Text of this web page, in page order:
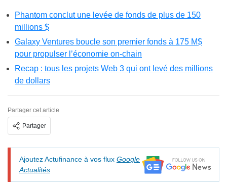
Phantom conclut une levée de fonds de plus de 150
millions $
Galaxy Ventures boucle son premier fonds à 175 M$
pour propulser l’économie on-chain
Recap : tous les projets Web 3 qui ont levé des millions
de dollars
Partager cet article
Partager
Ajoutez Actufinance à vos flux Google
Actualités